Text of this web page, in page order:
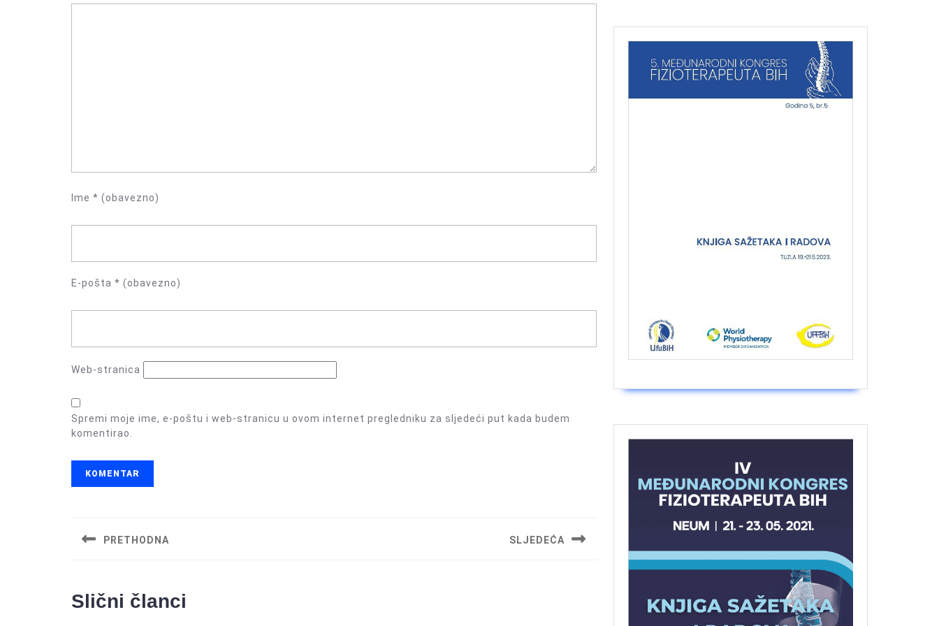
Ime * (obavezno)
E-pošta * (obavezno)
Web-stranica
Spremi moje ime, e-poštu i web-stranicu u ovom internet pregledniku za sljedeći put kada budem
komentirao.
objava
PRETHODNA SLJEDEĆA
Slični članci